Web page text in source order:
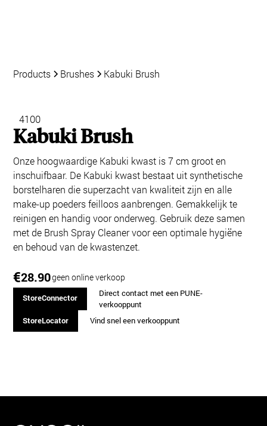
Products Brushes Kabuki Brush
4100
Kabuki Brush
Onze hoogwaardige Kabuki kwast is 7 cm groot en
inschuifbaar. De Kabuki kwast bestaat uit synthetische
borstelharen die superzacht van kwaliteit zijn en alle
make-up poeders feilloos aanbrengen. Gemakkelijk te
reinigen en handig voor onderweg. Gebruik deze samen
met de Brush Spray Cleaner voor een optimale hygiëne
en behoud van de kwastenzet.
€28.90geen online verkoop
StoreConnector
Direct contact met een PUNE-
verkooppunt
StoreLocator
Vind snel een verkooppunt